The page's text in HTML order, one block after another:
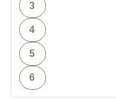
3
4
5
6